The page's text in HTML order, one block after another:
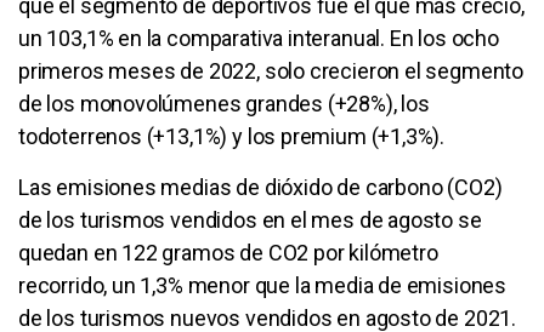
un 103,1% en la comparativa interanual. En los ocho
primeros meses de 2022, solo crecieron el segmento
de los monovolúmenes grandes (+28%), los
todoterrenos (+13,1%) y los premium (+1,3%).
Las emisiones medias de dióxido de carbono (CO2)
de los turismos vendidos en el mes de agosto se
quedan en 122 gramos de CO2 por kilómetro
recorrido, un 1,3% menor que la media de emisiones
de los turismos nuevos vendidos en agosto de 2021.